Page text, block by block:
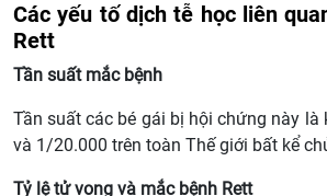
Các yếu tố dịch tễ học liên
Rett
Tần suất mắc bệnh
Tần suất các bé gái bị hội chứng này
và 1/20.000 trên toàn Thế giới bất kể
Tỷ lệ tử vong và mắc bệnh Rett